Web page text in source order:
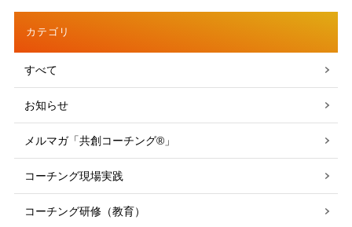
カテゴリ
すべて
お知らせ
メルマガ「共創コーチング®」
コーチング現場実践
コーチング研修（教育）